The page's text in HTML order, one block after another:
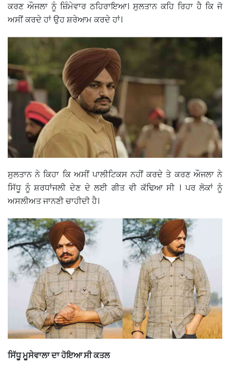
ਕਰਣ ਔਜਲਾ ਨੂੰ ਜ਼ਿੰਮੇਵਾਰ ਠਹਿਰਾਇਆ। ਸੁਲਤਾਨ ਕਹਿ ਰਿਹਾ ਹੈ ਕਿ ਜੋ
ਅਸੀਂ ਕਰਦੇ ਹਾਂ ਉਹ ਸ਼ਰੇਆਮ ਕਰਦੇ ਹਾਂ।
ਸੁਲਤਾਨ ਨੇ ਕਿਹਾ ਕਿ ਅਸੀਂ ਪਾਲੀਟਿਕਸ ਨਹੀਂ ਕਰਦੇ ਤੇ ਕਰਣ ਔਜਲਾ ਨੇ
ਸਿੱਧੂ ਨੂੰ ਸ਼ਰਧਾਂਜਲੀ ਦੇਣ ਦੇ ਲਈ ਗੀਤ ਵੀ ਕੱਢਿਆ ਸੀ । ਪਰ ਲੋਕਾਂ ਨੂੰ
ਅਸਲੀਅਤ ਜਾਨਣੀ ਚਾਹੀਦੀ ਹੈ।
ਸਿੱਧੂ ਮੂਸੇਵਾਲਾ ਦਾ ਹੋਇਆ ਸੀ ਕਤਲ